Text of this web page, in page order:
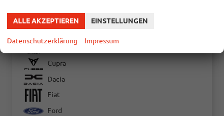
Cupra
Dacia
Fiat
Ford
ALLE AKZEPTIEREN EINSTELLUNGEN
Datenschutzerklärung Impressum